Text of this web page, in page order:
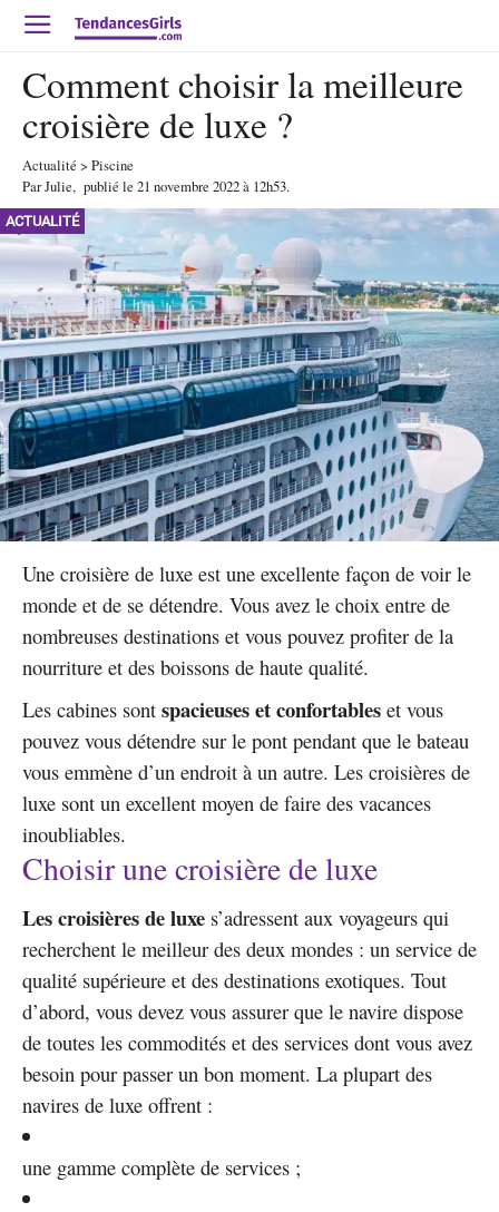
Comment choisir la meilleure
croisière de luxe ?
Actualité > Piscine
ParJulie, publié le 21 novembre 2022à 12h53.
ACTUALITÉ
Une croisière de luxe est une excellente façon de voir le
monde et de se détendre. Vous avez le choix entre de
nombreuses destinations et vous pouvez profiter de la
nourriture et des boissons de haute qualité.
Les cabines sont spacieuses et confortables et vous
pouvez vous détendre sur le pont pendant que le bateau
vous emmène d’un endroit à un autre. Les croisières de
luxe sont un excellent moyen de faire des vacances
inoubliables.
Choisir une croisière de luxe
Lescroisières de luxe s’adressent aux voyageurs qui
recherchent le meilleur des deux mondes : un service de
qualité supérieure et des destinations exotiques. Tout
d’abord, vous devez vous assurer que le navire dispose
de toutes les commodités et des services dont vous avez
besoin pour passer un bon moment. La plupart des
navires de luxe offrent :
une gamme complète de services ;